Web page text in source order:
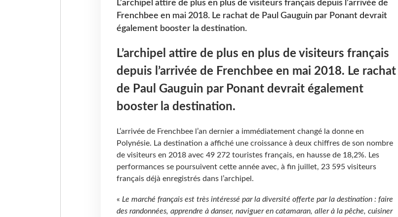
L’archipel attire de plus en plus de visiteurs français depuis l’arrivée de
Frenchbee en mai 2018. Le rachat de Paul Gauguin par Ponant devrait
également booster la destination.
L’archipel attire de plus en plus de visiteurs français
depuis l’arrivée de Frenchbee en mai 2018. Le rachat
de Paul Gauguin par Ponant devrait également
booster la destination.
L’arrivée de Frenchbee l’an dernier a immédiatement changé la donne en
Polynésie. La destination a affiché une croissance à deux chiffres de son nombre
de visiteurs en 2018 avec 49 272 touristes français, en hausse de 18,2%. Les
performances se poursuivent cette année avec, à fin juillet, 23 595 visiteurs
français déjà enregistrés dans l’archipel.
« Le marché français est très intéressé par la diversité offerte par la destination : faire
des randonnées, apprendre à danser, naviguer en catamaran, aller à la pêche, cuisiner